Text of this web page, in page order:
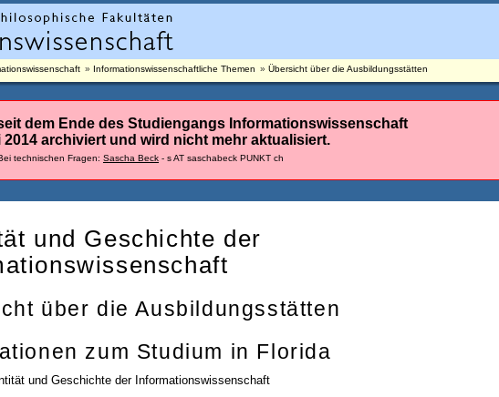
Informationswissenschaftliche Themen Übersicht über die Ausbildungsstätten
dem Ende des Studiengangs Informationswissenschaft
2014 archiviert und wird nicht mehr aktualisiert.
technischen Fragen: Sascha Beck - s AT saschabeck PUNKT ch
und Geschichte der
über die Ausbildungsstätten
zum Studium in Florida
und Geschichte der Informationswissenschaft